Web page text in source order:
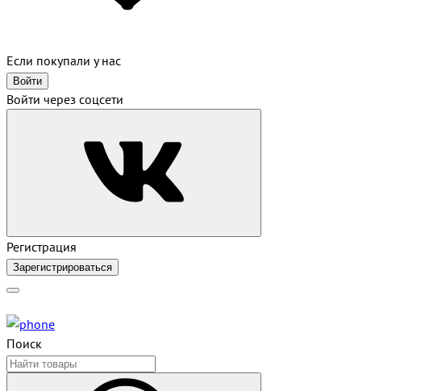
Если покупали у нас
Войти
Войти через соцсети
Регистрация
Зарегистрироваться
Поиск